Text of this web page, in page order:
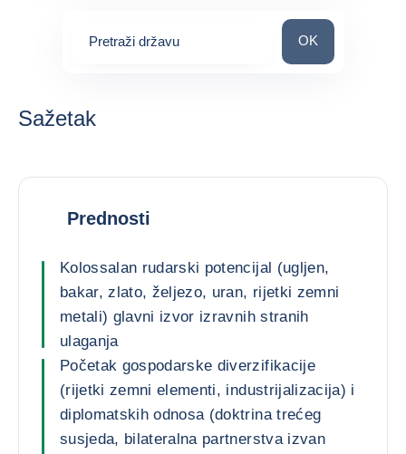
Pretraži državu Pretraži državu
OK
Sažetak
Prednosti
Kolossalan rudarski potencijal (ugljen,
bakar, zlato, željezo, uran, rijetki zemni
metali) glavni izvor izravnih stranih
ulaganja
Početak gospodarske diverzifikacije
(rijetki zemni elementi, industrijalizacija) i
diplomatskih odnosa (doktrina trećeg
susjeda, bilateralna partnerstva izvan